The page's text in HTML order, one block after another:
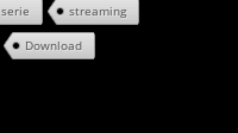
serie streaming
Download